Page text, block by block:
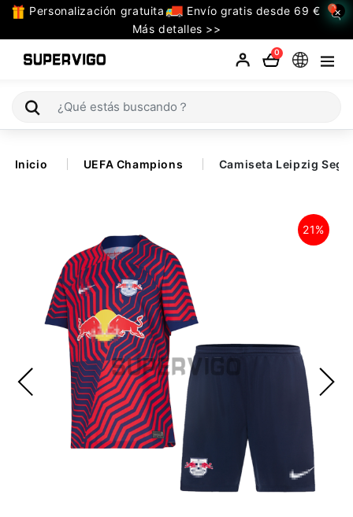
Personalización gratuita
Envío gratis desde 69 €
Más detalles >>
×
0
TODAS
LAS
CATEGORIAS
Bundesliga
Premier League
Serie A
Otras Ligas
Inicio UEFA Champions Camiseta Leipzig
21%